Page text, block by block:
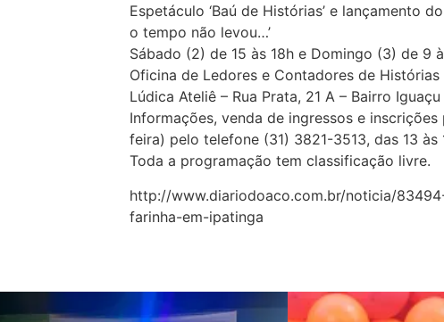
Espetáculo ‘Baú de Histórias’ e lançamento
o tempo não levou…’
Sábado (2) de 15 às 18h e Domingo (3) de 9
Oficina de Ledores e Contadores de Histórias
Lúdica Ateliê – Rua Prata, 21 A – Bairro
Informações, venda de ingressos e
feira) pelo telefone (31) 3821-3513, das 13 às
Toda a programação tem classificação livre.
http://www.diariodoaco.com.br/noticia/
farinha-em-ipatinga